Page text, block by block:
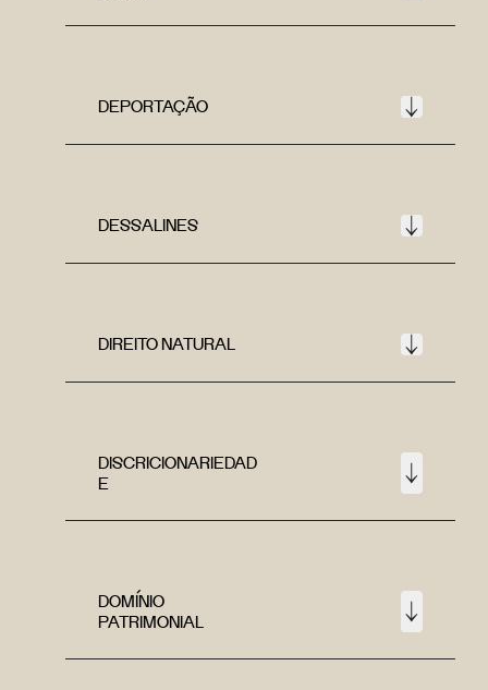
DEPORTAÇÃO
DESSALINES
DIREITO NATURAL
DISCRICIONARIEDAD
E
DOMÍNIO
PATRIMONIAL